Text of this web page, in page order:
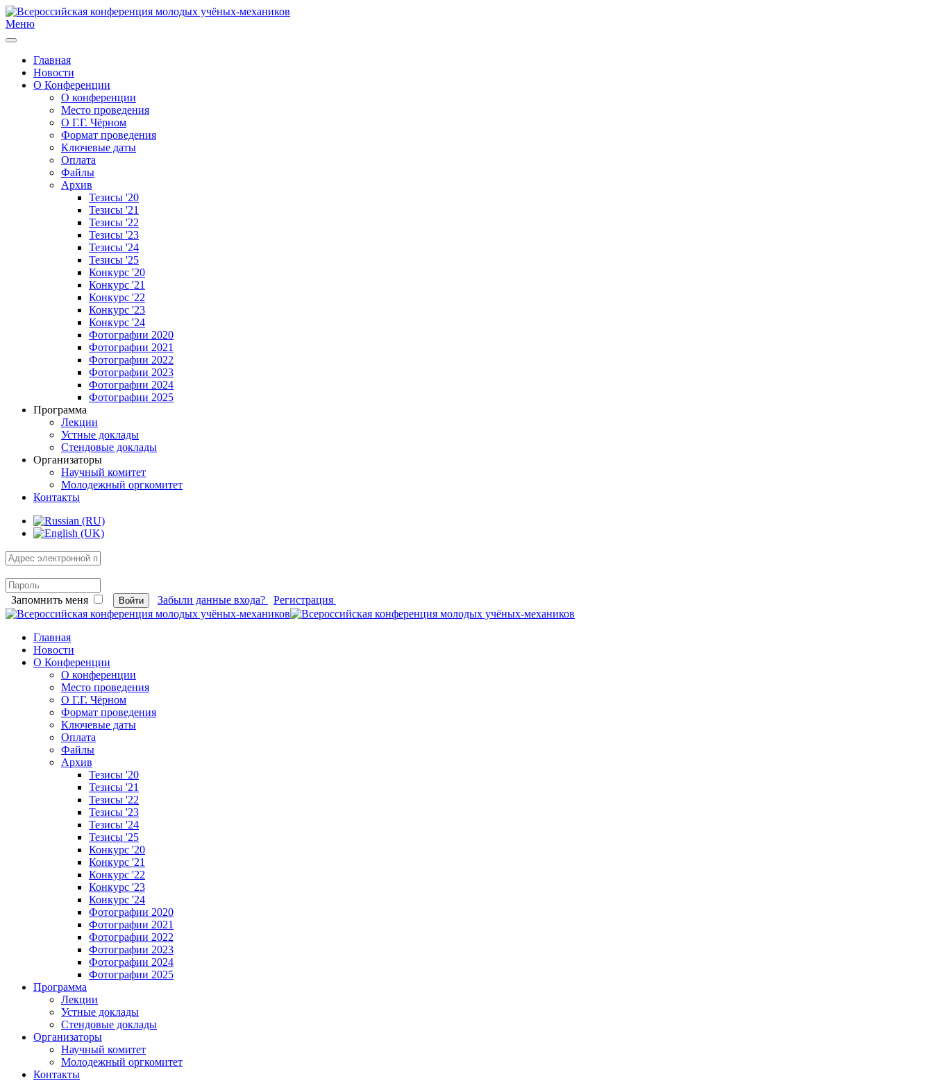
Меню
Главная
Новости
О Конференции
О конференции
Место проведения
О Г.Г. Чёрном
Формат проведения
Ключевые даты
Оплата
Файлы
Архив
Тезисы '20
Тезисы '21
Тезисы '22
Тезисы '23
Тезисы '24
Тезисы '25
Конкурс '20
Конкурс '21
Конкурс '22
Конкурс '23
Конкурс '24
Фотографии 2020
Фотографии 2021
Фотографии 2022
Фотографии 2023
Фотографии 2024
Фотографии 2025
Программа
Лекции
Устные доклады
Стендовые доклады
Организаторы
Научный комитет
Молодежный оргкомитет
Контакты
Запомнить меня Войти Забыли данные входа? Регистрация
Главная
Новости
О Конференции
О конференции
Место проведения
О Г.Г. Чёрном
Формат проведения
Ключевые даты
Оплата
Файлы
Архив
Тезисы '20
Тезисы '21
Тезисы '22
Тезисы '23
Тезисы '24
Тезисы '25
Конкурс '20
Конкурс '21
Конкурс '22
Конкурс '23
Конкурс '24
Фотографии 2020
Фотографии 2021
Фотографии 2022
Фотографии 2023
Фотографии 2024
Фотографии 2025
Программа
Лекции
Устные доклады
Стендовые доклады
Организаторы
Научный комитет
Молодежный оргкомитет
Контакты